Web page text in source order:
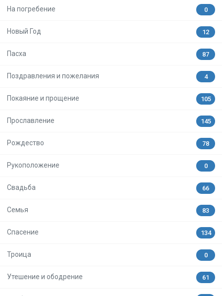
На погребение 0
Новый Год 12
Пасха 87
Поздравления и пожелания 4
Покаяние и прощение 105
Прославление 145
Рождество 78
Рукоположение 0
Свадьба 66
Семья 83
Спасение 134
Троица 0
Утешение и ободрение 61